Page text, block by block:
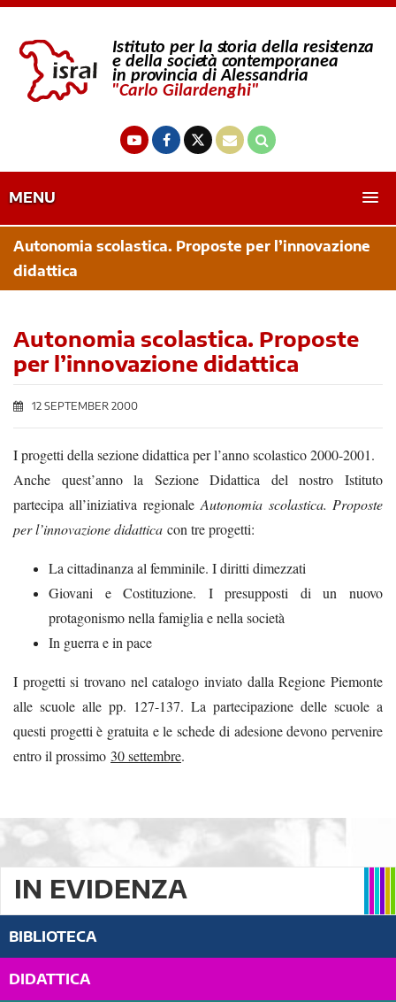
MENU
Autonomia scolastica. Proposte per l’innovazione
didattica
Autonomia scolastica. Proposte
per l’innovazione didattica
12 SEPTEMBER 2000
I progetti della sezione didattica per l’anno scolastico 2000-2001.
Anche quest’anno la Sezione Didattica del nostro Istituto
partecipa all’iniziativa regionaleAutonomia scolastica. Proposte
per l’innovazione didattica con tre progetti:
La cittadinanza al femminile. I diritti dimezzati
Giovani e Costituzione. I presupposti di un nuovo
protagonismo nella famiglia e nella società
In guerra e in pace
I progetti si trovano nel catalogo inviato dalla Regione Piemonte
alle scuole alle pp. 127-137. La partecipazione delle scuole a
questi progetti è gratuita e le schede di adesione devono pervenire
entro il prossimo 30 settembre.
IN EVIDENZA
BIBLIOTECA
DIDATTICA